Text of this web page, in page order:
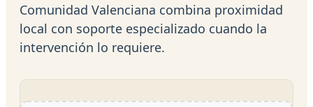
Comunidad Valenciana combina proximidad
local con soporte especializado cuando la
intervención lo requiere.